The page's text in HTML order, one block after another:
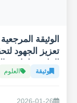
الوثيقة
تعزيز الجهود
المناخي
وثيقة العلوم
2026-01-26